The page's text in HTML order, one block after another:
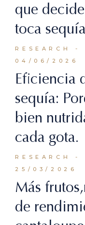
que
toca
RESEARCH
04/06/2026
Eficiencia
sequía:
bien
cada gota.
RESEARCH
25/03/2026
Más
de